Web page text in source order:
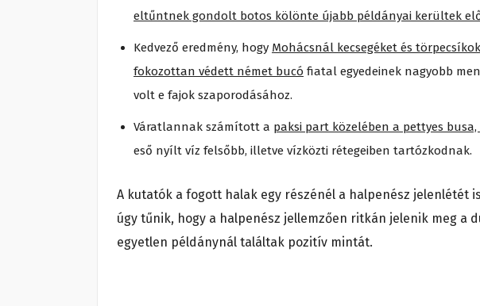
eltűntnek gondolt botos kölönte újabb példányai kerültek
Kedvező eredmény, hogy Mohácsnál kecsegéket és
fokozottan védett német bucó fiatal egyedeinek nagyobb
volt e fajok szaporodásához.
Váratlannak számított a paksi part közelében a pettyes busa,
eső nyílt víz felsőbb, illetve vízközti rétegeiben tartózkodnak.
A kutatók a fogott halak egy részénél a halpenész jelenlétét
úgy tűnik, hogy a halpenész jellemzően ritkán jelenik meg a
egyetlen példánynál találtak pozitív mintát.